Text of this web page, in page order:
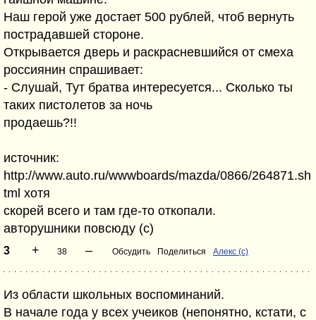
Наш герой уже достает 500 рублей, чтоб вернуть
пострадавшей стороне.
Открывается дверь и раскрасневшийся от смеха
россиянин спрашивает:
- Слушай, Тут братва интересуется... Сколько ты
таких пистолетов за ночь
продаешь?!!
источник:
http://www.auto.ru/wwwboards/mazda/0866/264871.sh
tml хотя
скорей всего и там где-то откопали.
авторушники повсюду (с)
3 + 38 – Обсудить Поделиться Алекс (с)
Из области школьных воспоминаний.
В начале года у всех учеиков (непонятно, кстати, с